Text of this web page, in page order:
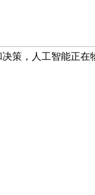
策，人工智能正在